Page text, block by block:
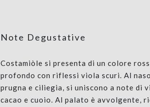
Note Degustative
Costamiòle si presenta di un colore
profondo con riflessi viola scuri. Al
prugna e ciliegia, si uniscono a note di
cacao e cuoio. Al palato è avvolgente,